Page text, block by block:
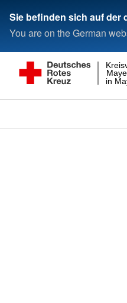
Sie befinden sich auf der
You are on the German
in